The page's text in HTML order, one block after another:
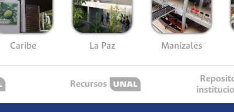
Caribe La Paz Manizales
Recursos